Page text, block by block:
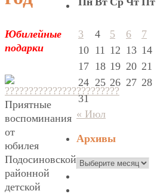
Юбилейные
подарки
Приятные
воспоминания
от
юбилея
Подосиновской
районной
детской
3
4 5 6 7
10 11 12 13 14
17 18 19 20 21
24 25 26 27 28
31
« Июл
Архивы
Архивы